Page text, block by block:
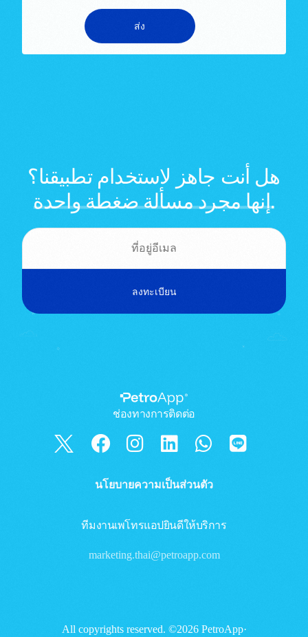
هل أنت جاهز لاستخدام تطبيقنا؟
إنها مجرد مسألةضغطة واحدة.
ช่องทางการติดต่อ
นโยบายความเป็นส่วนตัว
ทีมงานเพโทรแอปยินดีให้บริการ
marketing.thai@petroapp.com
All copyrights reserved. ©2026 PetroApp·